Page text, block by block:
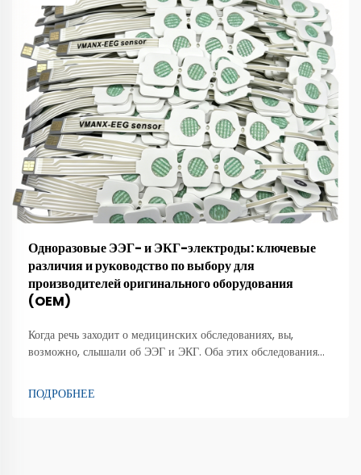
Одноразовые ЭЭГ- и ЭКГ-электроды: ключевые
различия и руководство по выбору для
производителей оригинального оборудования
(OEM)
Когда речь заходит о медицинских обследованиях, вы,
возможно, слышали об ЭЭГ и ЭКГ. Оба этих обследования
организма. ЭЭГ (электроэнцефалограмма) позволяет оценить
активность мозга. Для этого используются специальные
ПОДРОБНЕЕ